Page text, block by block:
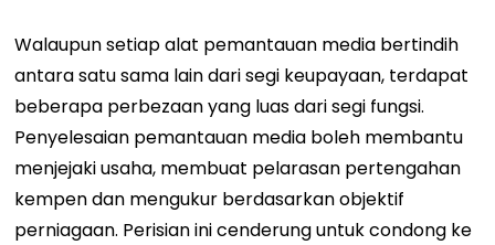
Walaupun setiap alat pemantauan media bertindih
antara satu sama lain dari segi keupayaan, terdapat
beberapa perbezaan yang luas dari segi fungsi.
Penyelesaian pemantauan media boleh membantu
menjejaki usaha, membuat pelarasan pertengahan
kempen dan mengukur berdasarkan objektif
perniagaan. Perisian ini cenderung untuk condong ke